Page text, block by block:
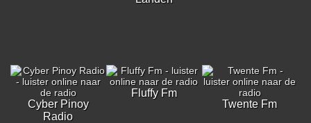
Cyber Pinoy
Radio
Fluffy Fm
Twente Fm